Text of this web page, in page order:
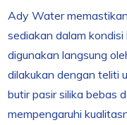
Ady Water
sediakan dalam
digunakan langsung
dilakukan dengan teliti
butir pasir silika bebas
mempengaruhi